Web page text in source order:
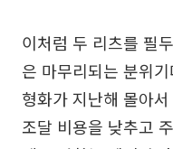
이처럼 두 리츠를 필
은 마무리되는 분위
형화가 지난해 몰아
조달 비용을 낮추고